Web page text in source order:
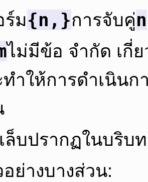
ม{n,}การจับคู่n
ไม่มีข้อ จํากัด เกี่
าให้การดําเนินก
ล็บปรากฏในบริบ
ย่างบางส่วน: